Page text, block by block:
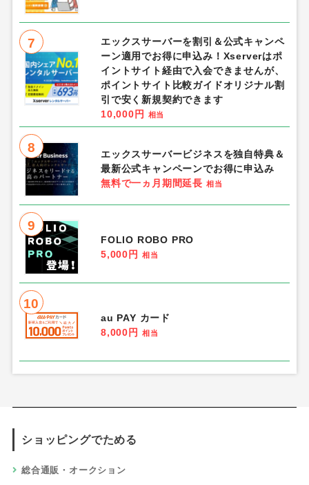
7
エックスサーバーを割引＆公式キャンペ
ーン適用でお得に申込み！Xserverはポ
イントサイト経由で入会できませんが、
ポイントサイト比較ガイドオリジナル割
引で安く新規契約できます
10,000円
相当
8
エックスサーバービジネスを独自特典＆
最新公式キャンペーンでお得に申込み
無料で一ヵ月期間延長 相当
9
FOLIO ROBO PRO
5,000円
相当
10
au PAY カード
8,000円
相当
ショッピングでためる
総合通販・オークション